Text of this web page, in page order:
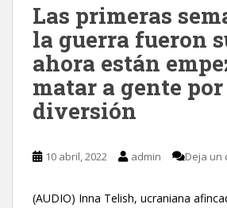
Las primeras
la guerra fueron
ahora están
matar a gente por
diversión
10 abril, 2022 admin Deja un
(AUDIO) Inna Telish, ucraniana